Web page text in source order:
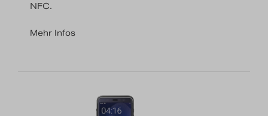
NFC.
Mehr Infos